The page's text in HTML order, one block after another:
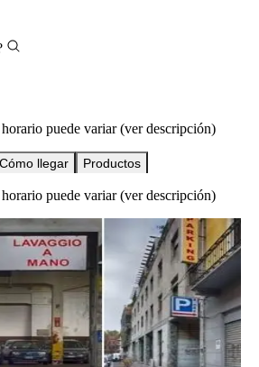
puede variar (ver descripción)
Cómo llegar Productos
puede variar (ver descripción)